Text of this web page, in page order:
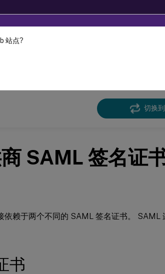
切换
SAML 签名证
赖于两个不同的 SAML 签名证书。 SAML
书
站点?